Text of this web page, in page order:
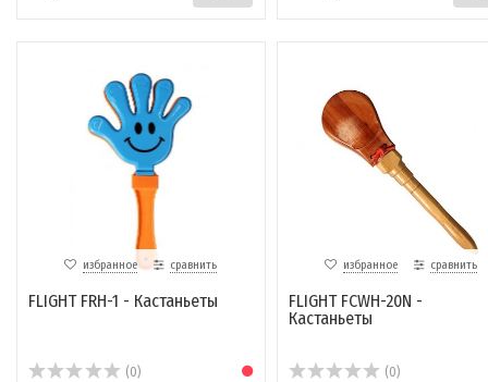
избранное сравнить
FLIGHT FRH-1 - Кастаньеты
(0)
избранное сравнить
FLIGHT FCWH-20N -
Кастаньеты
(0)